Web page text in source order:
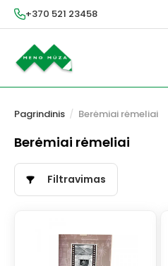
+370 521 23458
Pagrindinis / Berėmiai rėmeliai
Berėmiai rėmeliai
Filtravimas